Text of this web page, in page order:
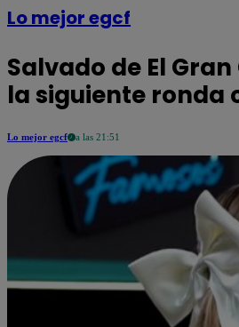
Lo mejor egcf
Salvado de El
la siguiente ronda
Lo mejor egcf a las 21:51